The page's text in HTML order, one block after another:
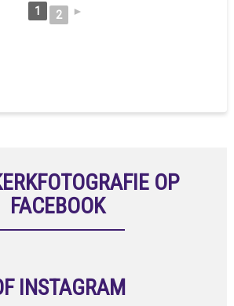
1 2 ►
OP
FACEBOOK
INSTAGRAM